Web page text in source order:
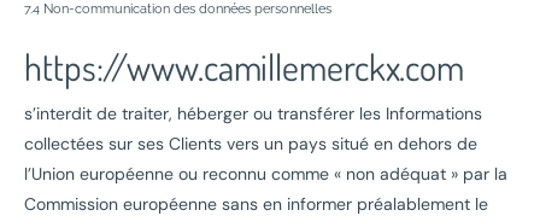
7.4 Non-communication des données personnelles
https://www.camillemerckx.com
s’interdit de traiter, héberger ou transférer les Informations
collectées sur ses Clients vers un pays situé en dehors de
l’Union européenne ou reconnu comme « non adéquat » par la
Commission européenne sans en informer préalablement le